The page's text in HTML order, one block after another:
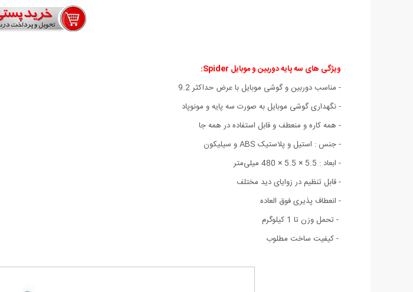
ویژگی های سه پایه دوربین و موبایل Spider
:
- مناسب دوربین و گوشی موبایل با عرض حداکثر 9.2
- نگهداری گوشی موبایل به صورت سه پایه و مونوپاد
- همه کاره و منعطف و قابل استفاده در همه جا
- جنس : استیل و پلاستیک ABS و سیلیکون
- ابعاد : 5.5 × 5.5 × 480 میلی‌متر
- قابل تنظیم در زوایای دید مختلف
- انعطاف پذیری فوق العاده
- تحمل وزن تا 1 کیلوگرم
- کیفیت ساخت مطلوب